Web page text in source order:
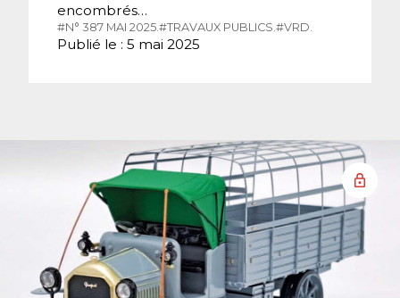
encombrés…
#N° 387 MAI 2025. #TRAVAUX PUBLICS. #VRD.
Publié le : 5 mai 2025